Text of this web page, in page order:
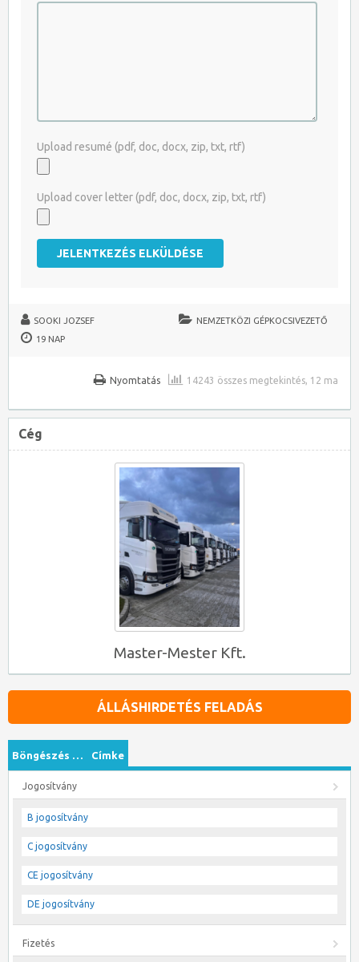
Upload resumé (pdf, doc, docx, zip, txt, rtf)
Upload cover letter (pdf, doc, docx, zip, txt, rtf)
SOOKI JOZSEF
NEMZETKÖZI GÉPKOCSIVEZETŐ
19 NAP
14243 összes megtekintés, 12 ma
Nyomtatás
Cég
Master-Mester Kft.
ÁLLÁSHIRDETÉS FELADÁS
Böngészés … Címke
Jogosítvány
B jogosítvány
C jogosítvány
CE jogosítvány
DE jogosítvány
Fizetés